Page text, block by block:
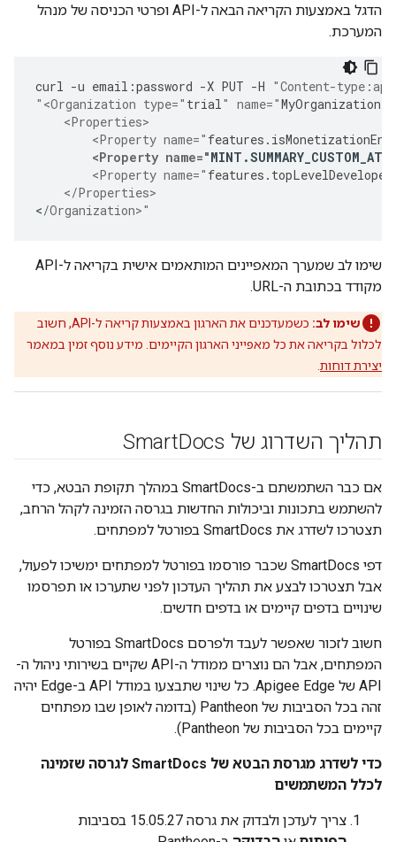
הדגל באמצעות הקריאה הבאה ל-API ופרטי הכניסה של מנהל
המערכת.
curl -u email :password -X PUT -H "Content-
"<Organization type=" trial " name="MyOrganization
    <Properties>
        <Property name="
features .
<Property name="MINT .
        <Property name="
features .
    </Properties>
</Organization>"
שימו לב שמערך המאפיינים המותאמים אישית בקריאה ל-API
מקודד בכתובת ה-URL.
שימו לב:
כשמעדכנים את הארגון באמצעות קריאה ל-API, חשוב
לכלול בקריאה את כל מאפייני הארגון הקיימים. מידע נוסף זמין במאמר
יצירת דוחות
תהליך השדרוג של Smart Docs
אם כבר השתמשתם ב-SmartDocs במהלך תקופת הבטא, כדי
להשתמש בתכונות וביכולות החדשות בגרסה הזמינה לקהל הרחב,
תצטרכו לשדרג את SmartDocs בפורטל למפתחים.
דפי SmartDocs שכבר פורסמו בפורטל למפתחים ימשיכו לפעול,
אבל תצטרכו לבצע את תהליך העדכון לפני שתערכו או תפרסמו
שינויים בדפים קיימים או בדפים חדשים.
חשוב לזכור שאפשר לעבד ולפרסם SmartDocs בפורטל
המפתחים, אבל הם נוצרים ממודל ה-API שקיים בשירותי ניהול ה-
API של Apigee Edge. כל שינוי שתבצעו במודל API ב-Edge יהיה
זהה בכל הסביבות של Pantheon (בדומה לאופן שבו מפתחים
קיימים בכל הסביבות של Pantheon).
כדי לשדרג מגרסת הבטא של SmartDocs לגרסה שזמינה
לכלל המשתמשים
צריך לעדכן ולבדוק את גרסה 15.05.27 בסביבות